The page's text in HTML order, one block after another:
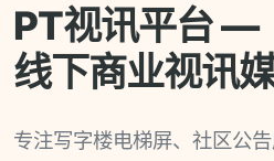
PT视讯平台 —
线下商业视讯
专注写字楼电梯屏、社区公